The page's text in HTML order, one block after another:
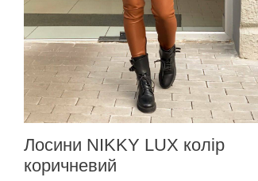
Лосини NIKKY LUX колір
коричневий